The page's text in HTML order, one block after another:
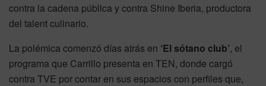
contra la cadena pública y contra Shine Iberia, productora
del talent culinario.
La polémica comenzó días atrás en ‘El sótano club’, el
programa que Carrillo presenta en TEN, donde cargó
contra TVE por contar en sus espacios con perfiles que,